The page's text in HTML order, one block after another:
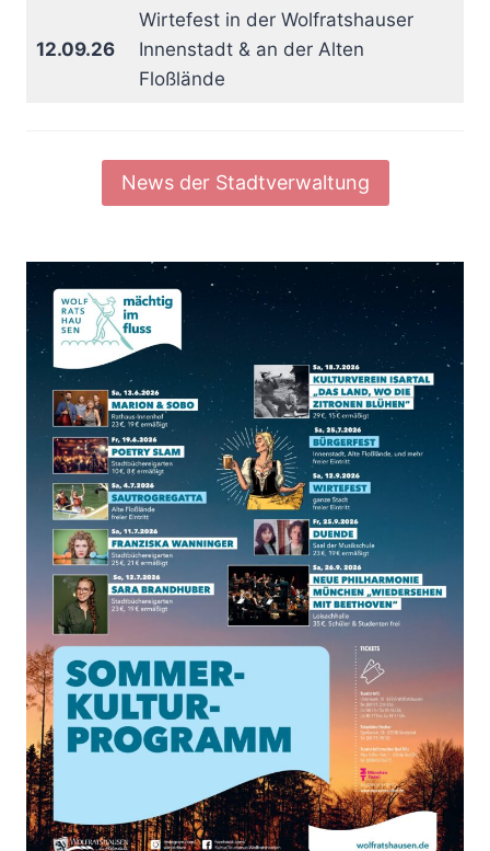
12.09.26
Wirtefest in der Wolfratshauser
Innenstadt & an der Alten
Floßlände
News der Stadtverwaltung